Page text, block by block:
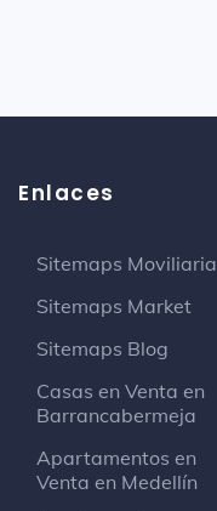
Enlaces
Sitemaps Moviliaria
Sitemaps Market
Sitemaps Blog
Casas en Venta en
Barrancabermeja
Apartamentos en
Venta en Medellín